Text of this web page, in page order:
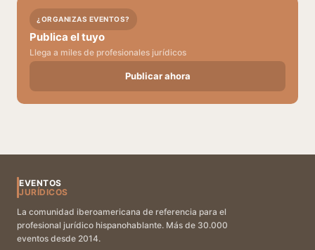
¿ORGANIZAS EVENTOS?
Publica el tuyo
Llega a miles de profesionales jurídicos
Publicar ahora
EVENTOS
JURÍDICOS
La comunidad iberoamericana de referencia para el
profesional jurídico hispanohablante. Más de 30.000
eventos desde 2014.